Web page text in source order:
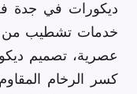
ديكورات في جدة
خدمات تشطيب من
عصرية، تصميم
كسر الرخام